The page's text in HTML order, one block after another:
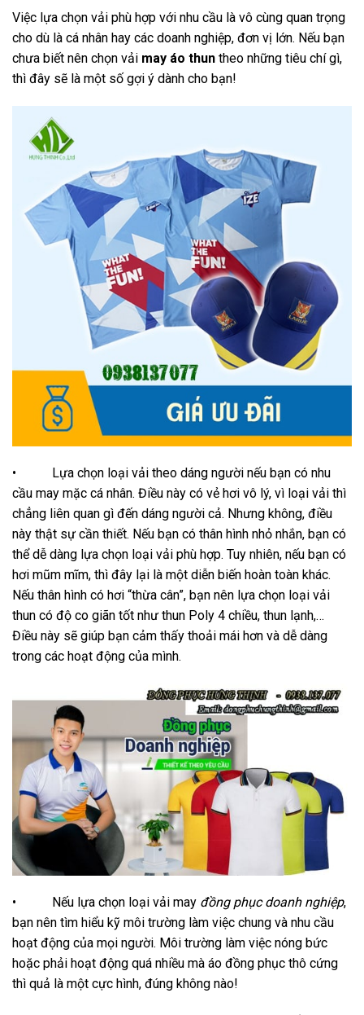
Việc lựa chọn vải phù hợp với nhu cầu là vô cùng quan trọng
cho dù là cá nhân hay các doanh nghiệp, đơn vị lớn. Nếu bạn
chưa biết nên chọn vải may áo thun theo những tiêu chí gì,
thì đây sẽ là một số gợi ý dành cho bạn!
• Lựa chọn loại vải theo dáng người nếu bạn có nhu
cầu may mặc cá nhân. Điều này có vẻ hơi vô lý, vì loại vải thì
chẳng liên quan gì đến dáng người cả. Nhưng không, điều
này thật sự cần thiết. Nếu bạn có thân hình nhỏ nhắn, bạn có
thể dễ dàng lựa chọn loại vải phù hợp. Tuy nhiên, nếu bạn có
hơi mũm mĩm, thì đây lại là một diễn biến hoàn toàn khác.
Nếu thân hình có hơi “thừa cân”, bạn nên lựa chọn loại vải
thun có độ co giãn tốt như thun Poly 4 chiều, thun lạnh,…
Điều này sẽ giúp bạn cảm thấy thoải mái hơn và dễ dàng
trong các hoạt động của mình.
• Nếu lựa chọn loại vải may đồng phục doanh nghiệp,
bạn nên tìm hiểu kỹ môi trường làm việc chung và nhu cầu
hoạt động của mọi người. Môi trường làm việc nóng bức
hoặc phải hoạt động quá nhiều mà áo đồng phục thô cứng
thì quả là một cực hình, đúng không nào!